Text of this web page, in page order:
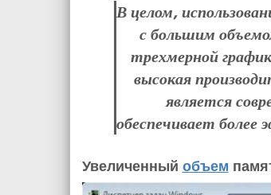
В целом,
с большим
трехмерной
высокая
является
обеспечивает
Увеличенный объем